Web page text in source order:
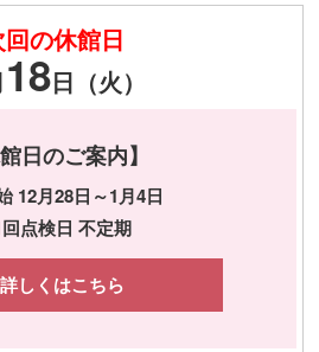
回の休館日
18日（火）
館日のご案内】
12月28日～1月4日
点検日 不定期
詳しくはこちら